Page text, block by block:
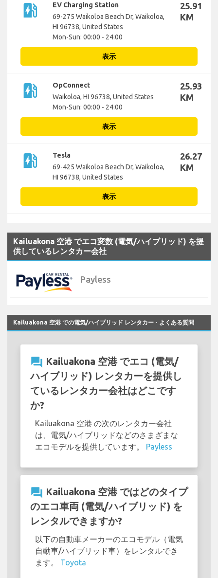
ev_station
EV Charging Station
69-275 Waikoloa Beach Dr, Waikoloa,
HI 96738, United States
Mon-Sun: 00:00 - 24:00
25.91
KM
表示
ev_station
OpConnect
Waikoloa, HI 96738, United States
Mon-Sun: 00:00 - 24:00
25.93
KM
表示
ev_station
Tesla
69-425 Waikoloa Beach Dr, Waikoloa,
HI 96738, United States
26.27
KM
表示
Kailuakona 空港 でエコ変数 (電気/ハイブリッド) を提
供しているレンタカー会社
Payless
Kailuakona 空港 での電気/ハイブリッド レンタカー - よくある質問
question_answer Kailuakona 空港 でエコ (電気/
ハイブリッド) レンタカーを提供し
ているレンタカー会社はどこです
か?
Kailuakona 空港 の次のレンタカー会社
は、電気/ハイブリッドなどのさまざまな
エコモデルを提供しています。 Payless
question_answer Kailuakona 空港 ではどのタイプ
のエコ車両 (電気/ハイブリッド) を
レンタルできますか?
以下の自動車メーカーのエコモデル（電気
自動車/ハイブリッド車）をレンタルでき
ます。 Toyota